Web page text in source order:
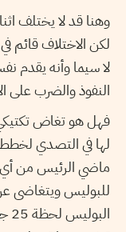
وهنا قد لا يختلف
لكن الاختلاف قائم
لا سيما وأنه يقدم
النفوذ والضرب على
فهل هو تغاض
لها في التصدي لخطط
ماضي الرئيس من أي
للبوليس ويتغاضى